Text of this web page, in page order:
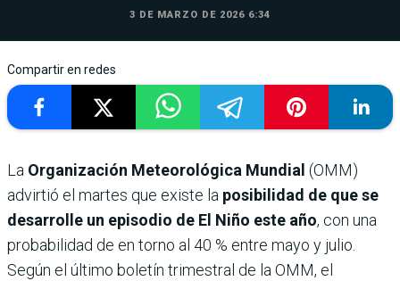
3 DE MARZO DE 2026 6:34
Compartir en redes
La Organización Meteorológica Mundial (OMM)
advirtió el martes que existe la posibilidad de que se
desarrolle un episodio de El Niño este año, con una
probabilidad de en torno al 40 % entre mayo y julio.
Según el último boletín trimestral de la OMM, el